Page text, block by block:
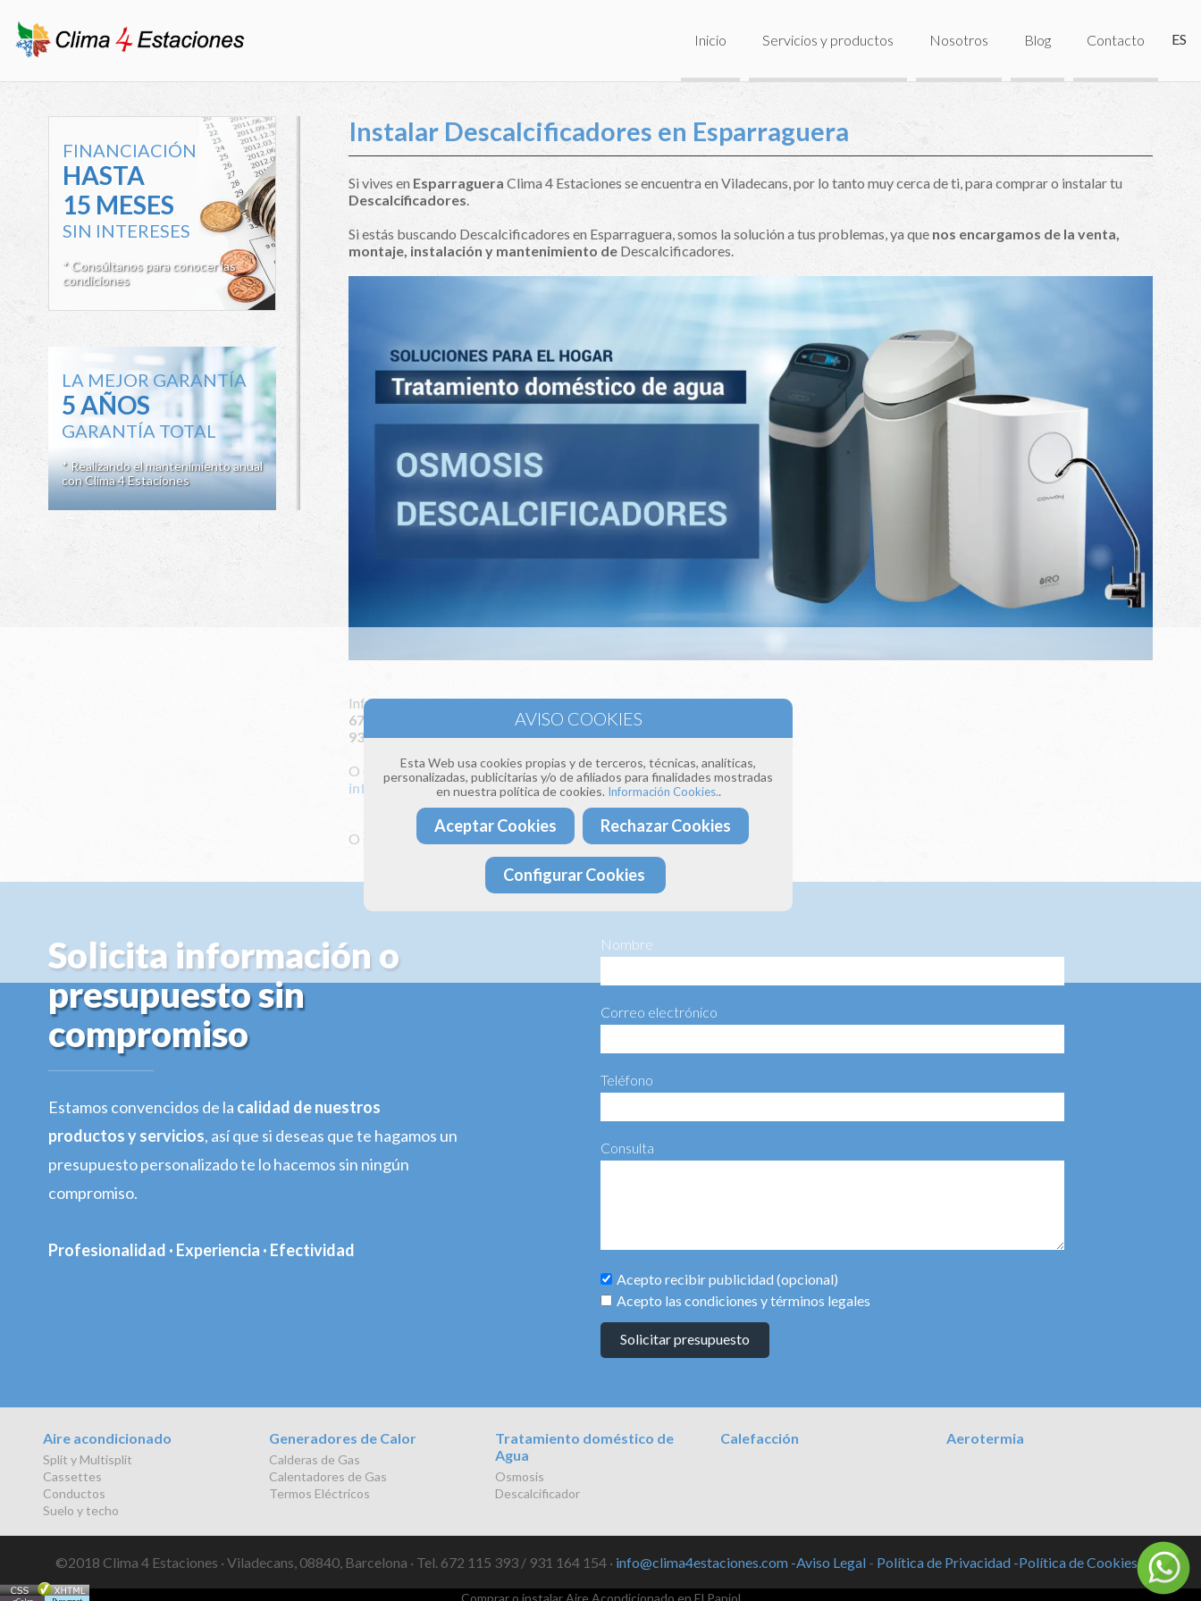
ES
Inicio Servicios y productos Nosotros Blog Contacto
FINANCIACIÓN
HASTA
15 MESES
SIN INTERESES
* Consúltanos para conocer las
condiciones
LA MEJOR GARANTÍA
5 AÑOS
GARANTÍA TOTAL
* Realizando el mantenimiento anual
con Clima 4 Estaciones
Instalar Descalcificadores en Esparraguera
Si vives en Esparraguera Clima 4 Estaciones se encuentra en Viladecans, por lo tanto muy cerca de ti, para comprar o instalar tu
Descalcificadores.
Si estás buscando Descalcificadores en Esparraguera, somos la solución a tus problemas, ya que nos encargamos de la venta,
montaje, instalación y mantenimiento deDescalcificadores.
Infórmate llamándonos a los teléfonos:
672 115 393
931 164 154
O enviándonos un correo electrónico a:
info@clima4estaciones.com
O solicita más información haciéndonos llegar el siguiente formulario:
Solicita información o
presupuesto sin
compromiso
Estamos convencidos de la calidad de nuestros
productos y servicios, así que si deseas que te hagamos un
presupuesto personalizado te lo hacemos sin ningún
compromiso.
Profesionalidad · Experiencia · Efectividad
Nombre
Correo electrónico
Teléfono
Consulta
Acepto recibir publicidad (opcional)
Acepto las condiciones y términos legales
Solicitar presupuesto
Aire acondicionado
Split y Multisplit
Cassettes
Conductos
Suelo y techo
Generadores de Calor
Calderas de Gas
Calentadores de Gas
Termos Eléctricos
Tratamiento doméstico de
Agua
Osmosis
Descalcificador
Calefacción Aerotermia
©2018 Clima 4 Estaciones · Viladecans, 08840, Barcelona · Tel. 672 115 393 / 931 164 154 · info@clima4estaciones.com -Aviso Legal - Política de Privacidad -Política de Cookies -
Esta Web usa cookies propias y de terceros, técnicas, analíticas,
personalizadas, publicitarias y/o de afiliados para finalidades mostradas
en nuestra política de cookies. Información Cookies..
Aceptar Cookies Rechazar Cookies
Configurar Cookies